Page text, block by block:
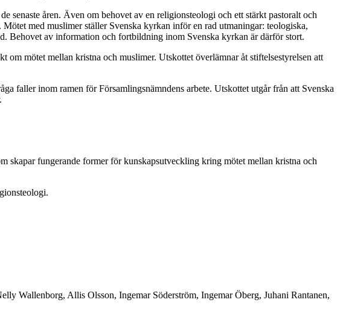
senaste åren. Även om behovet av en religionsteologi och ett stärkt pastoralt och
med muslimer ställer Svenska kyrkan inför en rad utmaningar: teologiska,
Behovet av information och fortbildning inom Svenska kyrkan är därför stort.
mötet mellan kristna och muslimer. Utskottet överlämnar åt stiftelsestyrelsen att
faller inom ramen för Församlingsnämndens arbete. Utskottet utgår från att Svenska
skapar fungerande former för kunskapsutveckling kring mötet mellan kristna och
Wallenborg, Allis Olsson, Ingemar Söderström, Ingemar Öberg, Juhani Rantanen,